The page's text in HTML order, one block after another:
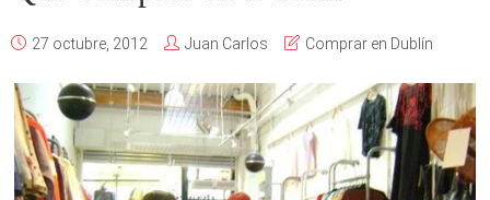
27 octubre, 2012 Juan Carlos Comprar en Dublín